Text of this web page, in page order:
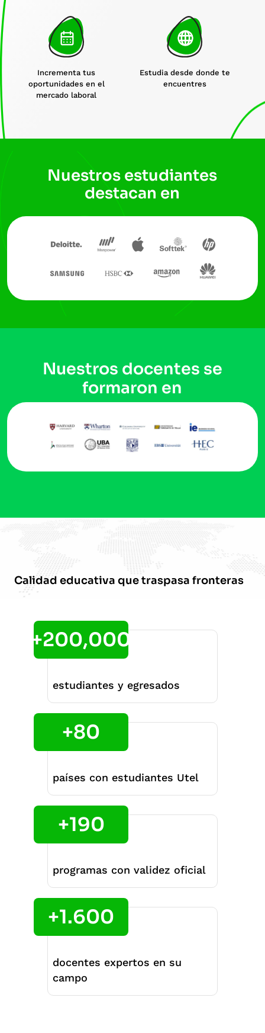
Incrementa tus
oportunidades en el
mercado laboral
Estudia desde donde te
encuentres
Nuestros estudiantes
destacan en
Nuestros docentes se
formaron en
Calidad educativa que traspasa fronteras
+200,000
estudiantes y egresados
+80
países con estudiantes Utel
+190
programas con validez oficial
+1.600
docentes expertos en su
campo